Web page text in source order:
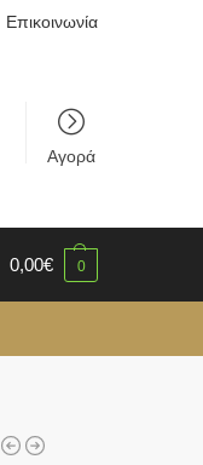
Επικοινωνία
Αγορά
0,00€ 0